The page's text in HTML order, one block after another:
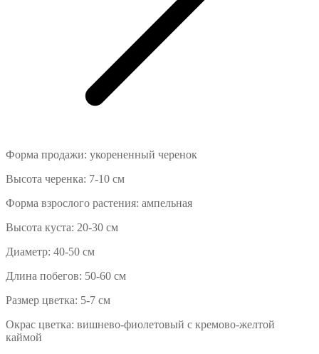
Форма продажи: укорененный черенок
Высота черенка: 7-10 см
Форма взрослого растения: ампельная
Высота куста: 20-30 см
Диаметр: 40-50 см
Длина побегов: 50-60 см
Размер цветка: 5-7 см
Окрас цветка: вишнево-фиолетовый с кремово-желтой
каймой